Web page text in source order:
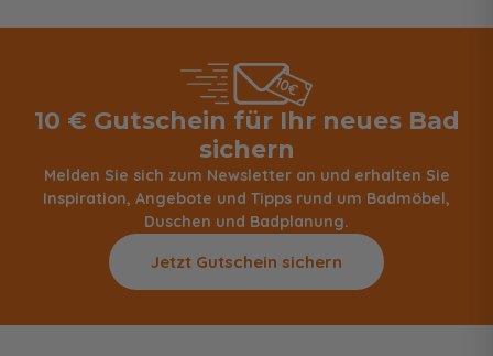
10 € Gutschein für Ihr neues Bad
sichern
Melden Sie sich zum Newsletter an und erhalten Sie
Inspiration, Angebote und Tipps rund um Badmöbel,
Duschen und Badplanung.
Jetzt Gutschein sichern